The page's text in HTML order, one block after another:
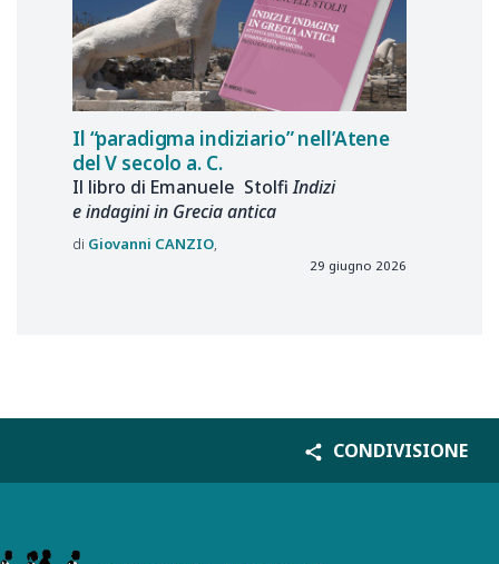
Il “paradigma indiziario” nell’Atene
del V secolo a. C.
Il libro di Emanuele StolfiIndizi
e indagini in Grecia antica
Giovanni CANZIO
29 giugno 2026
CONDIVISIONE